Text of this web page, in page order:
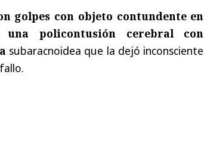
golpes con objeto contundente en
policontusión cerebral con
subaracnoidea que la dejó inconsciente